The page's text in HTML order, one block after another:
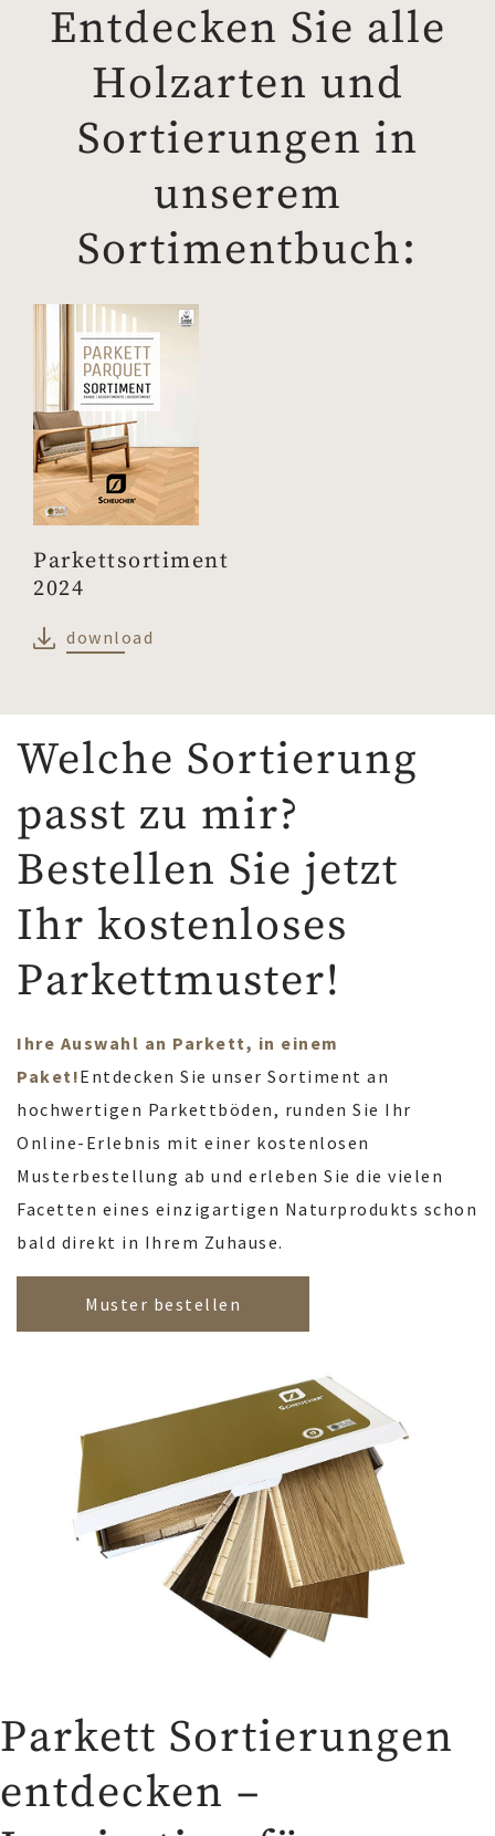
Entdecken Sie alle
Holzarten und
Sortierungen in
unserem
Sortimentbuch:
Parkettsortiment
2024
download
Welche Sortierung
passt zu mir?
Bestellen Sie jetzt
Ihr kostenloses
Parkettmuster!
Ihre Auswahl an Parkett, in einem
Paket!Entdecken Sie unser Sortiment an
hochwertigen Parkettböden, runden Sie Ihr
Online-Erlebnis mit einer kostenlosen
Musterbestellung ab und erleben Sie die vielen
Facetten eines einzigartigen Naturprodukts schon
bald direkt in Ihrem Zuhause.
Muster bestellen
Parkett Sortierungen
entdecken –